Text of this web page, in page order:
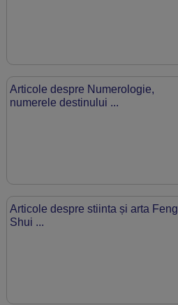
Articole despre Numerologie,
numerele destinului ...
Articole despre stiinta și arta Feng
Shui ...